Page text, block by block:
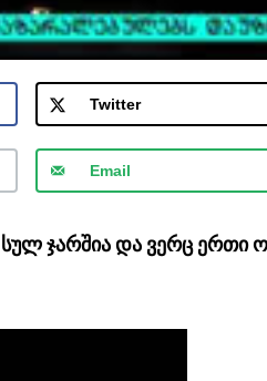
Twitter
Email
ჯარშია და ვერც ერთი